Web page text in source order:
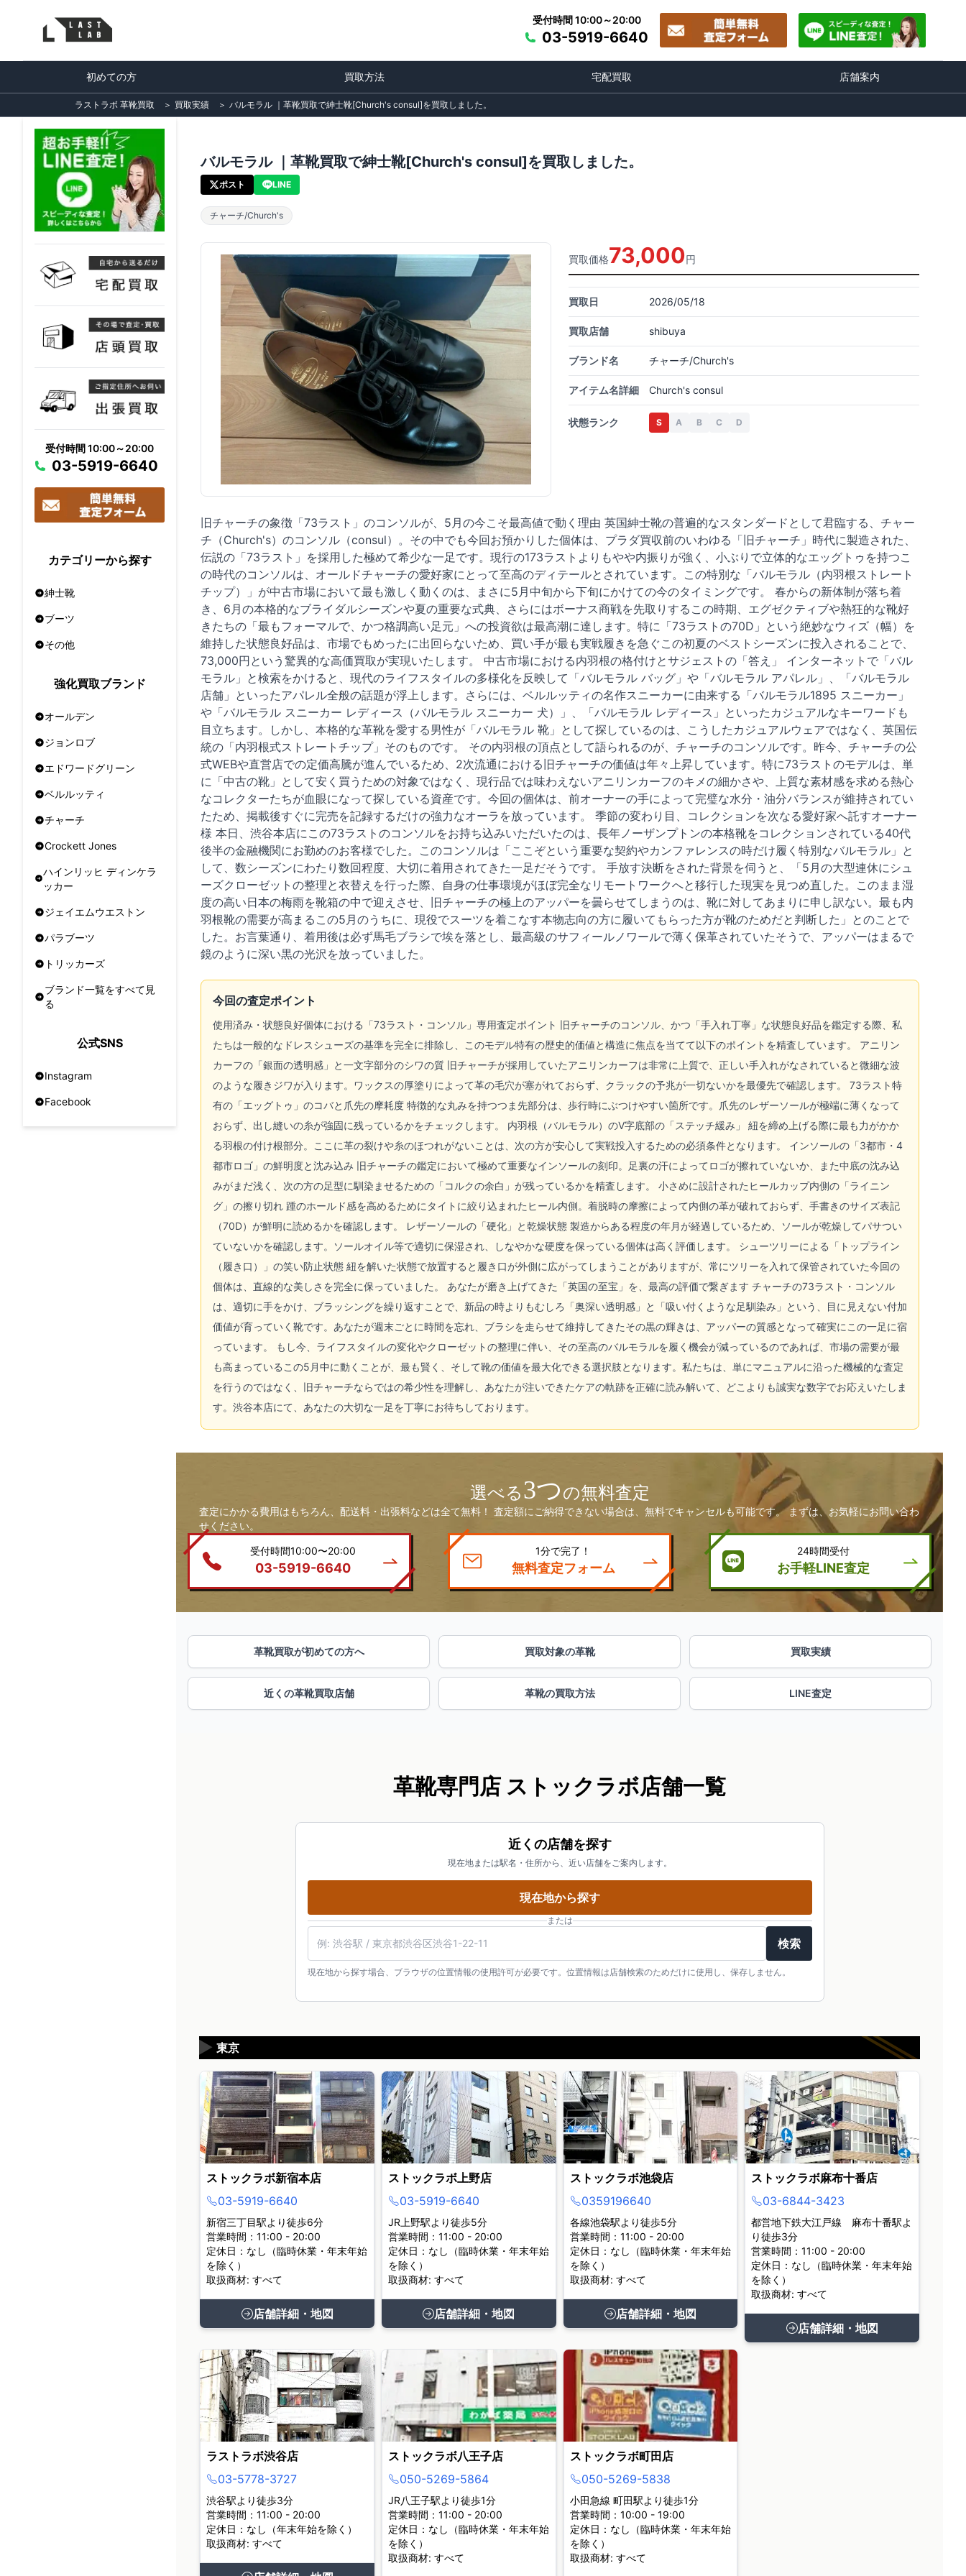
受付時間 10:00～20:00
03-5919-6640
初めての方 買取方法 宅配買取 店舗案内
ラストラボ 革靴買取 ＞ 買取実績 ＞ バルモラル ｜革靴買取で紳士靴[Church's consul]を買取しました。
受付時間 10:00～20:00
03-5919-6640
カテゴリーから探す
紳士靴
ブーツ
その他
強化買取ブランド
オールデン
ジョンロブ
エドワードグリーン
ベルルッティ
チャーチ
Crockett Jones
ハインリッヒ ディンケラ
ッカー
ジェイエムウエストン
パラブーツ
トリッカーズ
ブランド一覧をすべて見
る
公式SNS
Instagram
Facebook
バルモラル ｜革靴買取で紳士靴[Church's consul]を買取しました。
ポスト LINE
チャーチ/Church's
買取価格73,000円
買取日 2026/05/18
買取店舗 shibuya
ブランド名 チャーチ/Church's
アイテム名詳細 Church's consul
状態ランク S A B C D
旧チャーチの象徴「73ラスト」のコンソルが、5月の今こそ最高値で動く理由 英国紳士靴の普遍的なスタンダードとして君臨する、チャー
チ（Church's）のコンソル（consul）。その中でも今回お預かりした個体は、プラダ買収前のいわゆる「旧チャーチ」時代に製造された、
伝説の「73ラスト」を採用した極めて希少な一足です。現行の173ラストよりもやや内振りが強く、小ぶりで立体的なエッグトゥを持つこ
の時代のコンソルは、オールドチャーチの愛好家にとって至高のディテールとされています。この特別な「バルモラル（内羽根ストレート
チップ）」が中古市場において最も激しく動くのは、まさに5月中旬から下旬にかけての今のタイミングです。 春からの新体制が落ち着
き、6月の本格的なブライダルシーズンや夏の重要な式典、さらにはボーナス商戦を先取りするこの時期、エグゼクティブや熱狂的な靴好
きたちの「最もフォーマルで、かつ格調高い足元」への投資欲は最高潮に達します。特に「73ラストの70D」という絶妙なウィズ（幅）を
維持した状態良好品は、市場でもめったに出回らないため、買い手が最も実戦履きを急ぐこの初夏のベストシーズンに投入されることで、
73,000円という驚異的な高価買取が実現いたします。 中古市場における内羽根の格付けとサジェストの「答え」 インターネットで「バル
モラル」と検索をかけると、現代のライフスタイルの多様化を反映して「バルモラル バッグ」や「バルモラル アパレル」、「バルモラル
店舗」といったアパレル全般の話題が浮上します。さらには、ベルルッティの名作スニーカーに由来する「バルモラル1895 スニーカー」
や「バルモラル スニーカー レディース（バルモラル スニーカー 犬）」、「バルモラル レディース」といったカジュアルなキーワードも
目立ちます。しかし、本格的な革靴を愛する男性が「バルモラル 靴」として探しているのは、こうしたカジュアルウェアではなく、英国伝
統の「内羽根式ストレートチップ」そのものです。 その内羽根の頂点として語られるのが、チャーチのコンソルです。昨今、チャーチの公
式WEBや直営店での定価高騰が進んでいるため、2次流通における旧チャーチの価値は年々上昇しています。特に73ラストのモデルは、単
に「中古の靴」として安く買うための対象ではなく、現行品では味わえないアニリンカーフのキメの細かさや、上質な素材感を求める熱心
なコレクターたちが血眼になって探している資産です。今回の個体は、前オーナーの手によって完璧な水分・油分バランスが維持されてい
たため、掲載後すぐに完売を記録するだけの強力なオーラを放っています。 季節の変わり目、コレクションを次なる愛好家へ託すオーナー
様 本日、渋谷本店にこの73ラストのコンソルをお持ち込みいただいたのは、長年ノーザンプトンの本格靴をコレクションされている40代
後半の金融機関にお勤めのお客様でした。このコンソルは「ここぞという重要な契約やカンファレンスの時だけ履く特別なバルモラル」と
して、数シーズンにわたり数回程度、大切に着用されてきた一足だそうです。 手放す決断をされた背景を伺うと、「5月の大型連休にシュ
ーズクローゼットの整理と衣替えを行った際、自身の仕事環境がほぼ完全なリモートワークへと移行した現実を見つめ直した。このまま湿
度の高い日本の梅雨を靴箱の中で迎えさせ、旧チャーチの極上のアッパーを曇らせてしまうのは、靴に対してあまりに申し訳ない。最も内
羽根靴の需要が高まるこの5月のうちに、現役でスーツを着こなす本物志向の方に履いてもらった方が靴のためだと判断した」とのことで
した。お言葉通り、着用後は必ず馬毛ブラシで埃を落とし、最高級のサフィールノワールで薄く保革されていたそうで、アッパーはまるで
鏡のように深い黒の光沢を放っていました。
今回の査定ポイント
使用済み・状態良好個体における「73ラスト・コンソル」専用査定ポイント 旧チャーチのコンソル、かつ「手入れ丁寧」な状態良好品を鑑定する際、私
たちは一般的なドレスシューズの基準を完全に排除し、このモデル特有の歴史的価値と構造に焦点を当てて以下のポイントを精査しています。 アニリン
カーフの「銀面の透明感」と一文字部分のシワの質 旧チャーチが採用していたアニリンカーフは非常に上質で、正しい手入れがなされていると微細な波
のような履きジワが入ります。ワックスの厚塗りによって革の毛穴が塞がれておらず、クラックの予兆が一切ないかを最優先で確認します。 73ラスト特
有の「エッグトゥ」のコバと爪先の摩耗度 特徴的な丸みを持つつま先部分は、歩行時にぶつけやすい箇所です。爪先のレザーソールが極端に薄くなって
おらず、出し縫いの糸が強固に残っているかをチェックします。 内羽根（バルモラル）のV字底部の「ステッチ緩み」 紐を締め上げる際に最も力がかか
る羽根の付け根部分。ここに革の裂けや糸のほつれがないことは、次の方が安心して実戦投入するための必須条件となります。 インソールの「3都市・4
都市ロゴ」の鮮明度と沈み込み 旧チャーチの鑑定において極めて重要なインソールの刻印。足裏の汗によってロゴが擦れていないか、また中底の沈み込
みがまだ浅く、次の方の足型に馴染ませるための「コルクの余白」が残っているかを精査します。 小さめに設計されたヒールカップ内側の「ライニン
グ」の擦り切れ 踵のホールド感を高めるためにタイトに絞り込まれたヒール内側。着脱時の摩擦によって内側の革が破れておらず、手書きのサイズ表記
（70D）が鮮明に読めるかを確認します。 レザーソールの「硬化」と乾燥状態 製造からある程度の年月が経過しているため、ソールが乾燥してパサつい
ていないかを確認します。ソールオイル等で適切に保湿され、しなやかな硬度を保っている個体は高く評価します。 シューツリーによる「トップライン
（履き口）」の笑い防止状態 紐を解いた状態で放置すると履き口が外側に広がってしまうことがありますが、常にツリーを入れて保管されていた今回の
個体は、直線的な美しさを完全に保っていました。 あなたが磨き上げてきた「英国の至宝」を、最高の評価で繋ぎます チャーチの73ラスト・コンソル
は、適切に手をかけ、ブラッシングを繰り返すことで、新品の時よりもむしろ「奥深い透明感」と「吸い付くような足馴染み」という、目に見えない付加
価値が育っていく靴です。あなたが週末ごとに時間を忘れ、ブラシを走らせて維持してきたその黒の輝きは、アッパーの質感となって確実にこの一足に宿
っています。 もし今、ライフスタイルの変化やクローゼットの整理に伴い、その至高のバルモラルを履く機会が減っているのであれば、市場の需要が最
も高まっているこの5月中に動くことが、最も賢く、そして靴の価値を最大化できる選択肢となります。私たちは、単にマニュアルに沿った機械的な査定
を行うのではなく、旧チャーチならではの希少性を理解し、あなたが注いできたケアの軌跡を正確に読み解いて、どこよりも誠実な数字でお応えいたしま
す。渋谷本店にて、あなたの大切な一足を丁寧にお待ちしております。
選べる3つの無料査定
査定にかかる費用はもちろん、配送料・出張料などは全て無料！ 査定額にご納得できない場合は、無料でキャンセルも可能です。 まずは、お気軽にお問い合わ
せください。
受付時間10:00〜20:00
03-5919-6640
1分で完了！
無料査定フォーム
24時間受付
お手軽LINE査定
革靴買取が初めての方へ 買取対象の革靴 買取実績
近くの革靴買取店舗 革靴の買取方法 LINE査定
革靴専門店 ストックラボ店舗一覧
近くの店舗を探す
現在地または駅名・住所から、近い店舗をご案内します。
現在地から探す
または
検索
現在地から探す場合、ブラウザの位置情報の使用許可が必要です。位置情報は店舗検索のためだけに使用し、保存しません。
東京
▶
ストックラボ新宿本店
03-5919-6640
新宿三丁目駅より徒歩6分
営業時間：11:00 - 20:00
定休日：なし（臨時休業・年末年始
を除く）
取扱商材: すべて
店舗詳細・地図
ストックラボ上野店
03-5919-6640
JR上野駅より徒歩5分
営業時間：11:00 - 20:00
定休日：なし（臨時休業・年末年始
を除く）
取扱商材: すべて
店舗詳細・地図
ストックラボ池袋店
0359196640
各線池袋駅より徒歩5分
営業時間：11:00 - 20:00
定休日：なし（臨時休業・年末年始
を除く）
取扱商材: すべて
店舗詳細・地図
ストックラボ麻布十番店
03-6844-3423
都営地下鉄大江戸線 麻布十番駅よ
り徒歩3分
営業時間：11:00 - 20:00
定休日：なし（臨時休業・年末年始
を除く）
取扱商材: すべて
店舗詳細・地図
ラストラボ渋谷店
03-5778-3727
渋谷駅より徒歩3分
営業時間：11:00 - 20:00
定休日：なし（年末年始を除く）
取扱商材: すべて
ストックラボ八王子店
050-5269-5864
JR八王子駅より徒歩1分
営業時間：11:00 - 20:00
定休日：なし（臨時休業・年末年始
を除く）
取扱商材: すべて
ストックラボ町田店
050-5269-5838
小田急線 町田駅より徒歩1分
営業時間：10:00 - 19:00
定休日：なし（臨時休業・年末年始
を除く）
取扱商材: すべて